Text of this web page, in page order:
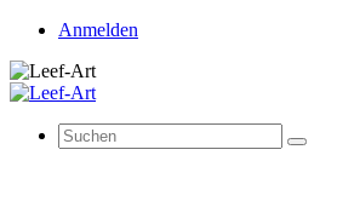
Anmelden
Suchen
nach: